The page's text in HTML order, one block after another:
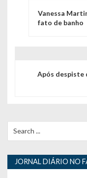
ã
o
d
Vanessa
fato de banho
Após despiste
for:
JORNAL DIÁRIO NO